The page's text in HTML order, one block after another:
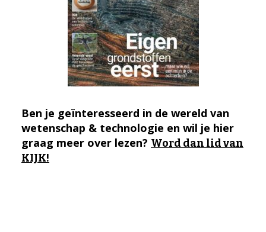
Ben je geïnteresseerd in de wereld van
wetenschap & technologie en wil je hier
graag meer over lezen? Word dan lid van
KIJK!